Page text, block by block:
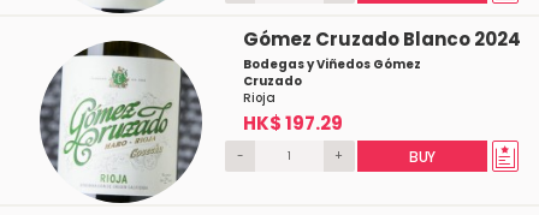
Gómez Cruzado Blanco 2024
Bodegas y Viñedos Gómez
Cruzado
Rioja
HK$ 197.29
- + BUY